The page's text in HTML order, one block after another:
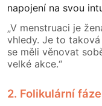
napojení na svou
„V menstruaci je
vhledy. Je to
se měli věnovat
velké akce.“
2. Folikulární